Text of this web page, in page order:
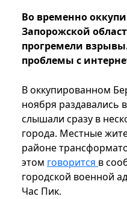
Во временно
Запорожской
прогремели
проблемы с
В оккупированном
ноября раздавались
слышали сразу в
города. Местные
районе
этом говорится в
городской военной
Час Пик.